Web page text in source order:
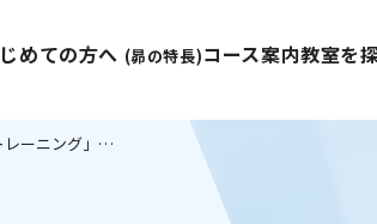
めての方へ (昴の特長)コース案内教室を
4/20(日) 「小６スペシャルトレーニング」お申し込み受付中！